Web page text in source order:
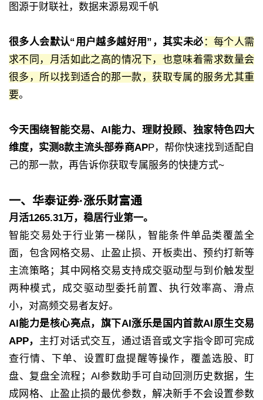
图源于财联社，数据来源易观千帆
很多人会默认“用户越多越好用”，其实未必：每个人需
求不同，月活如此之高的情况下，也意味着需求数量会
很多，所以找到适合的那一款，获取专属的服务尤其重
要。
今天围绕智能交易、AI能力、理财投顾、独家特色四大
维度，实测8款主流头部券商APP，帮你快速找到适配自
己的那一款，再告诉你获取专属服务的快捷方式~
一、华泰证券·涨乐财富通
月活1265.31万，稳居行业第一。
智能交易处于行业第一梯队，智能条件单品类覆盖全
面，包含网格交易、止盈止损、开板卖出、预约打新等
主流策略；其中网格交易支持成交驱动型与到价触发型
两种模式，成交驱动型委托前置、执行效率高、滑点
小，对高频交易者友好。
AI能力是核心亮点，旗下AI涨乐是国内首款AI原生交易
APP， 主打对话式交互，通过语音或文字指令即可完成
查行情、下单、设置盯盘提醒等操作，覆盖选股、盯
盘、复盘全流程；AI参数助手可自动回测历史数据，生
成网格、止盈止损的最优参数，解决新手不会设置参数